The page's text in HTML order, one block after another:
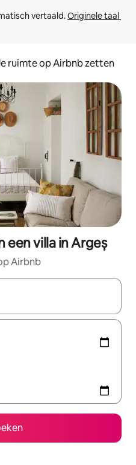
vertaald. Originele taal
ruimte op Airbnb zetten
een villa in Argeș
Airbnb
zijn, maak je een keuze